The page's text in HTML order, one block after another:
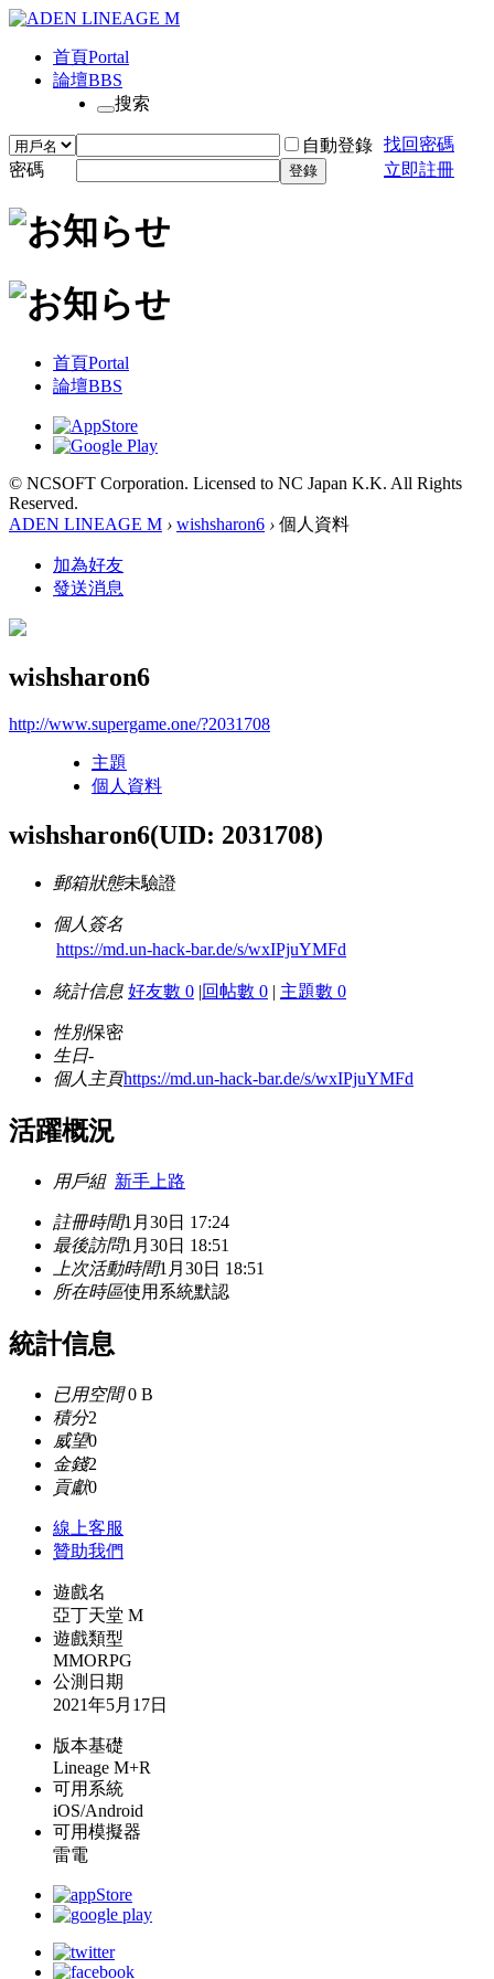
首頁Portal
論壇BBS
搜索
自動登錄 找回密碼
密碼
登錄 立即註冊
首頁Portal
論壇BBS
© NCSOFT Corporation. Licensed to NC Japan K.K. All Rights
Reserved.
ADEN LINEAGE M › wishsharon6 › 個人資料
加為好友
發送消息
wishsharon6
http://www.supergame.one/?2031708
主題
個人資料
wishsharon6(UID: 2031708)
郵箱狀態未驗證
個人簽名
https://md.un-hack-bar.de/s/wxIPjuYMFd
統計信息 好友數 0 |回帖數 0 | 主題數 0
性別保密
生日-
個人主頁https://md.un-hack-bar.de/s/wxIPjuYMFd
活躍概況
用戶組 新手上路
註冊時間1月30日 17:24
最後訪問1月30日 18:51
上次活動時間1月30日 18:51
所在時區使用系統默認
統計信息
已用空間0 B
積分2
威望0
金錢2
貢獻0
線上客服
贊助我們
遊戲名
亞丁天堂 M
遊戲類型
MMORPG
公測日期
2021年5月17日
版本基礎
Lineage M+R
可用系統
iOS/Android
可用模擬器
雷電